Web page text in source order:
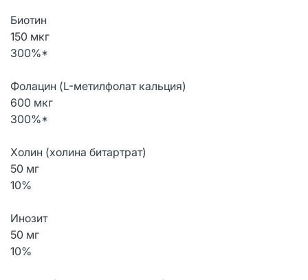
Биотин
150 мкг
300%*
Фолацин (L-метилфолат кальция)
600 мкг
300%*
Холин (холина битартрат)
50 мг
10%
Инозит
50 мг
10%